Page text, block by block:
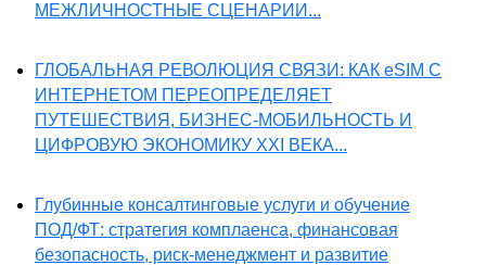
МЕЖЛИЧНОСТНЫЕ СЦЕНАРИИ...
ГЛОБАЛЬНАЯ РЕВОЛЮЦИЯ СВЯЗИ: КАК eSIM С
ИНТЕРНЕТОМ ПЕРЕОПРЕДЕЛЯЕТ
ПУТЕШЕСТВИЯ, БИЗНЕС-МОБИЛЬНОСТЬ И
ЦИФРОВУЮ ЭКОНОМИКУ XXI ВЕКА...
Глубинные консалтинговые услуги и обучение
ПОД/ФТ: стратегия комплаенса, финансовая
безопасность, риск-менеджмент и развитие